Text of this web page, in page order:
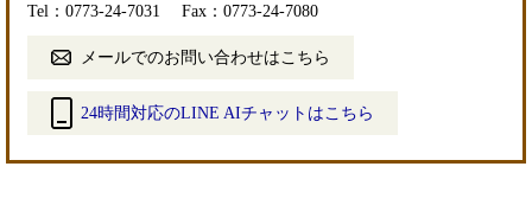
Tel：0773-24-7031
Fax：0773-24-7080
メールでのお問い合わせはこちら
24時間対応のLINE AIチャットはこちら